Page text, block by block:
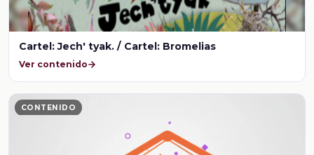
Cartel: Jech' tyak. / Cartel: Bromelias
Ver contenido
CONTENIDO